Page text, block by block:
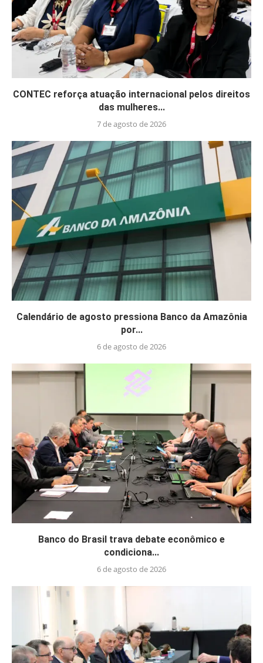
CONTEC reforça atuação internacional pelos direitos
das mulheres...
7 de agosto de 2026
Calendário de agosto pressiona Banco da Amazônia
por...
6 de agosto de 2026
Banco do Brasil trava debate econômico e
condiciona...
6 de agosto de 2026